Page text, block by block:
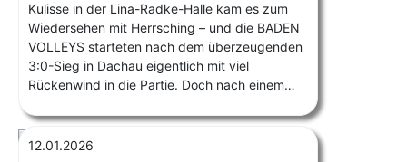
Kulisse in der Lina-Radke-Halle kam es zum
Wiedersehen mit Herrsching – und die BADEN
VOLLEYS starteten nach dem überzeugenden
3:0-Sieg in Dachau eigentlich mit viel
Rückenwind in die Partie. Doch nach einem…
12.01.2026